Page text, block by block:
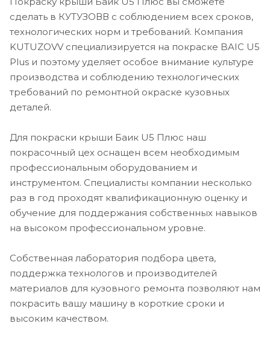
сделать в КУТУЗОВВ с соблюдением всех сроков,
технологических норм и требований. Компания
KUTUZOVV специализируется на покраске BAIC U5
Plus и поэтому уделяет особое внимание культуре
производства и соблюдению технологических
требований по ремонтной окраске кузовных
деталей.
Для покраски крыши Баик U5 Плюс наш
покрасочный цех оснащен всем необходимым
профессиональным оборудованием и
инструментом. Специалисты компании несколько
раз в год проходят квалификационную оценку и
обучение для поддержания собственных навыков
на высоком профессиональном уровне.
Собственная лаборатория подбора цвета,
поддержка технологов и производителей
материалов для кузовного ремонта позволяют нам
покрасить вашу машину в короткие сроки и
высоким качеством.